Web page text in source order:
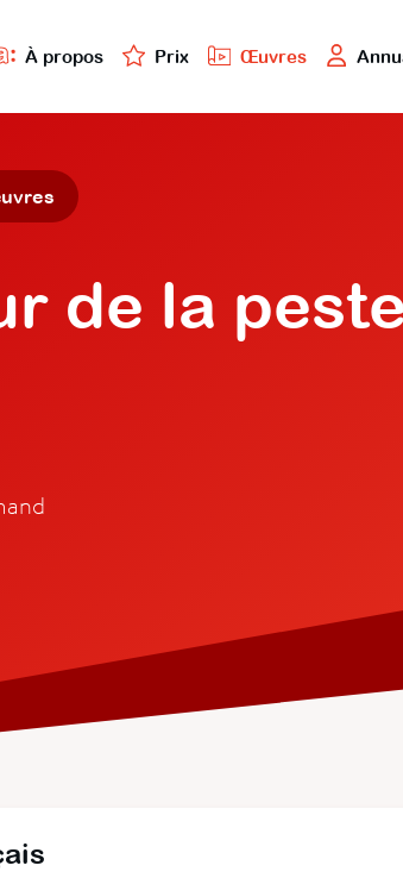
À propos Prix Œuvres
de la peste